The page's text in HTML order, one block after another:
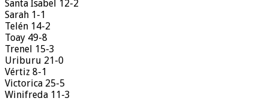
Santa Isabel 12-2
Sarah 1-1
Telén 14-2
Toay 49-8
Trenel 15-3
Uriburu 21-0
Vértiz 8-1
Victorica 25-5
Winifreda 11-3